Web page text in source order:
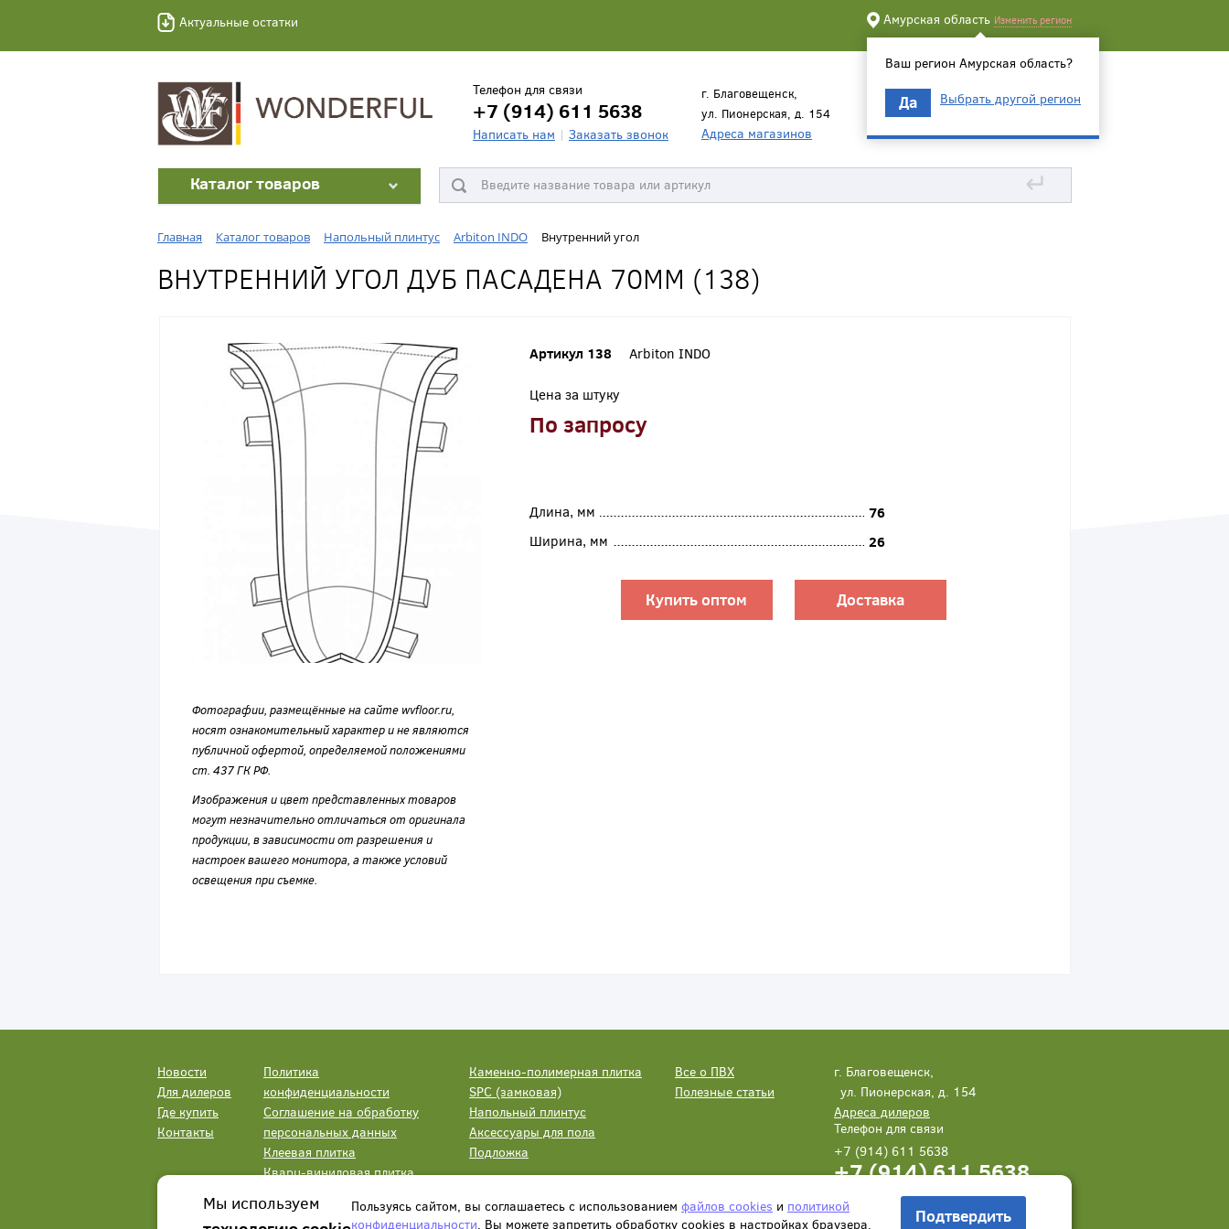
Актуальные остатки Амурская область Изменить регион
Ваш регион Амурская область?
Да Выбрать другой регион
Телефон для связи
+7 (914) 611 5638
Написать нам Заказать звонок
г. Благовещенск,
ул. Пионерская, д. 154
Адреса магазинов
Каталог товаров ↵
Главная Каталог товаров Напольный плинтус Arbiton INDO Внутренний угол
ВНУТРЕННИЙ УГОЛ ДУБ ПАСАДЕНА 70ММ (138)
Фотографии, размещённые на сайте wvfloor.ru,
носят ознакомительный характер и не являются
публичной офертой, определяемой положениями
ст. 437 ГК РФ.
Изображения и цвет представленных товаров
могут незначительно отличаться от оригинала
продукции, в зависимости от разрешения и
настроек вашего монитора, а также условий
освещения при съемке.
Артикул 138 Arbiton INDO
Цена за штуку
По запросу
Длина, мм
76
Ширина, мм
26
Купить оптом Доставка
Новости
Для дилеров
Где купить
Контакты
Политика
конфиденциальности
Соглашение на обработку
персональных данных
Клеевая плитка
Кварц-виниловая плитка
Каменно-полимерная плитка
SPC (замковая)
Напольный плинтус
Аксессуары для пола
Подложка
Все о ПВХ
Полезные статьи
г. Благовещенск,
ул. Пионерская, д. 154
Адреса дилеров
Телефон для связи
+7 (914) 611 5638
+7 (914) 611 5638
Написать нам Заказать звонок
Мы используем
Пользуясь сайтом, вы соглашаетесь с использованием файлов cookies и политикой
конфиденциальности. Вы можете запретить обработку сookies в настройках браузера. Подтвердить